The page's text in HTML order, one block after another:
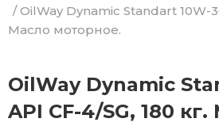
/ OilWay Dynamic Standart 10W-
Масло моторное.
OilWay Dynamic
API CF-4/SG, 180